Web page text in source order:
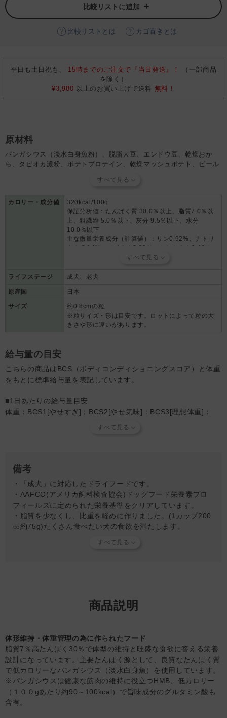
比較リストに追加
比較リストとは カゴ置きとは
平日も土日祝も、 15時までのご注文で『当日発送』！
（一部商品
を除く）
¥3,980 以上のお買い上げで送料 無料！
原材料
パンガシウス（淡水白身魚粉）、脱脂大豆、エンドウ豆、乾燥おか
ら、タピオカ澱粉、ポテトプロテイン、乾燥マッシュポテト、ビール
ルファルファミール、動物性油脂、かんしょ粉末、酵母抽出物、酵母
ト、グルコサミン、酵母乾燥細胞壁、たもぎ茸粉末、野菜ミックスパ
ウダー、低分子コラーゲン、L-カルニチン、コンドロイチン、パン酵
母（セレン源）、植物性乳酸菌K-2、アミノ酸類（DL-メチオニン、
BCAA(ロイシン、バリン、イソロイシン))、ミネラル類（リン酸一水
素ナトリウム、炭酸亜鉛、グルコン酸亜鉛、硫酸銅、ヨウ素酸カルシ
（E、コリン、C、パントテン酸、A、B₂、B₁₂、D₃)、酸化防止剤（ミ
カロリー・成分値
320kcal/100g
保証分析値：たんぱく質 30.0％以上、脂質7.0％以
上、粗繊維 5.0％以下、灰分 9.5％以下、水分
10.0％以下
主な微量栄養成分（計算値）：リン0.92%、ナトリ
ウム 0.14%、カリウム0.98％、カルシウム1.42％、
リノール酸1.66％、アラキドン酸0.05％、αリノレ
ン1.28％、ロイシン2.30％、バリン1.45％、リジン
ン3,000㎎/㎏、コンドロイチン150㎎/㎏
ライフステージ 成犬、老犬
原産国 日本
サイズ
約0.8cmの粒
※粒サイズ・形は目安です。ロットによって粒の大
きさや形に違いがあります。
給与量の目安
こちらの商品はBCS（ボディコンディショニングスコア）と体重
をもとに標準給与量を表記しています。
■1日あたりの給与量目安
体重：BCS1[やせすぎ]；BCS2[やせ気味]：BCS3[理想体重]：
2～3kg：67～91g：64～87g：59～80g：47～63g：30～40g
59g
5～6kg：135～153g：128～147g：117～134g：93～106g：
59～68g
6～7.5kg：153～180g：147～173g：134～159g：106～
126g：68～80g
※1日1～2回に分けて与えてください。 ※初めて本品を与える場
合は、今までの食事と半々程度から徐々に切り替えることをおス
スメします。また、切り替え当初は腸内環境の変化により、便の
備考
・「成犬」に対応したドライフードです。
・AAFCO(アメリカ飼料検査協会)ドッグフード栄養素プロ
フィールズに定められた栄養基準をクリアしています。
・脂質を少なくし、比重を軽めに作りました。(1カップ200
㏄約75g)たくさん食べたい犬の食欲を満たします。
・着色料不使用のため、粒の色調が異なる場合があります。
当店で取り扱っているフードやおやつ類には、パートナーに
とって有害となる合成保存料や人工香料、着色料などは使用
されていません。
商品形状のバラつき について詳しくは こち
ら をご覧ください。
【キャンセルについてご注意】
本商品はご注文タイミングやご注文内容によっては、購入履
歴からのご注文キャンセル、修正を受け付けることができな
商品説明
体形維持・体重管理の為に作られたフード
脂質7％高たんぱく30％で体型の維持と旺盛な食欲に答える栄養
設計になっています。主要たんぱく源として、良質なたんぱく質
で低カロリーなパンガシウス（淡水白身魚）を使用しています。
※パンガシウスは健康な筋肉の維持に役立つHMB、低カロリー
（１００gあたり約90～100kcal）で旨味成分のグルタミン酸も
含有。